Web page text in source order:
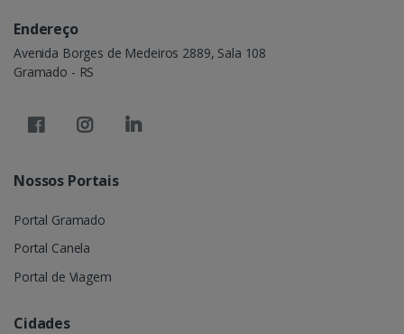
Endereço
Avenida Borges de Medeiros 2889, Sala 108
Gramado - RS
Nossos Portais
Portal Gramado
Portal Canela
Portal de Viagem
Cidades